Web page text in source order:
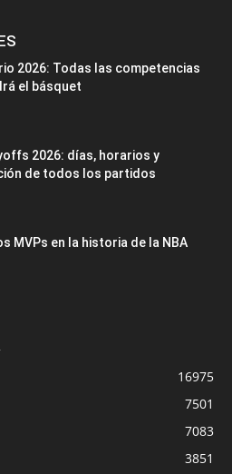
2026: Todas las competencias
el básquet
2026: días, horarios y
de todos los partidos
MVPs en la historia de la NBA
16975
7501
7083
3851